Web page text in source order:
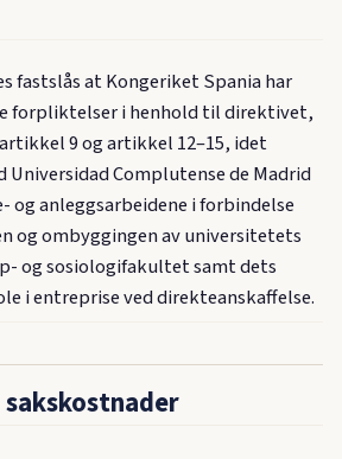
fastslås at Kongeriket Spania har
forpliktelser i henhold til direktivet,
9 og artikkel 12–15, idet
Complutense de Madrid
og anleggsarbeidene i forbindelse
og ombyggingen av universitetets
og sosiologifakultet samt dets
i entreprise ved direkteanskaffelse.